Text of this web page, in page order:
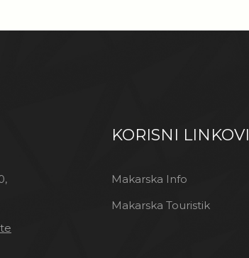
KORISNI LINKOVI
Makarska Info
Makarska Touristik